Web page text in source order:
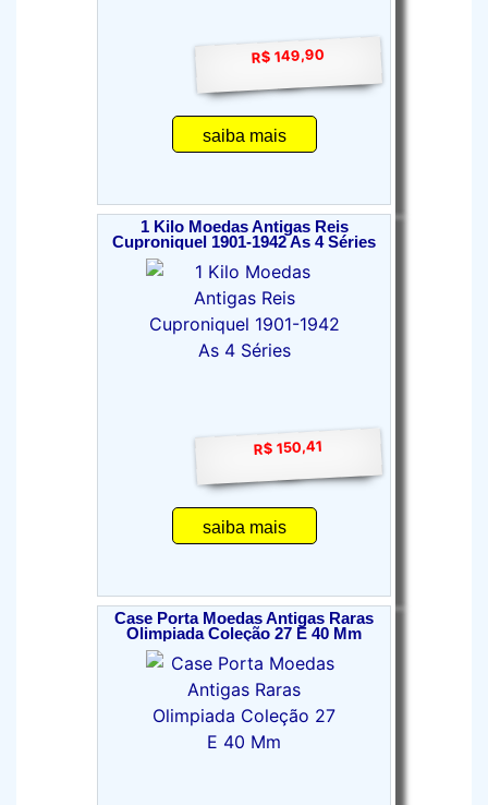
R$ 149,90
saiba mais
1 Kilo Moedas Antigas Reis
Cuproniquel 1901-1942 As 4 Séries
R$ 150,41
saiba mais
Case Porta Moedas Antigas Raras
Olimpiada Coleção 27 E 40 Mm